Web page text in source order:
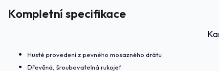
Kompletní specifikace
Husté provedení z pevného mosazného drátu
Dřevěná, šroubovatelná rukojeť